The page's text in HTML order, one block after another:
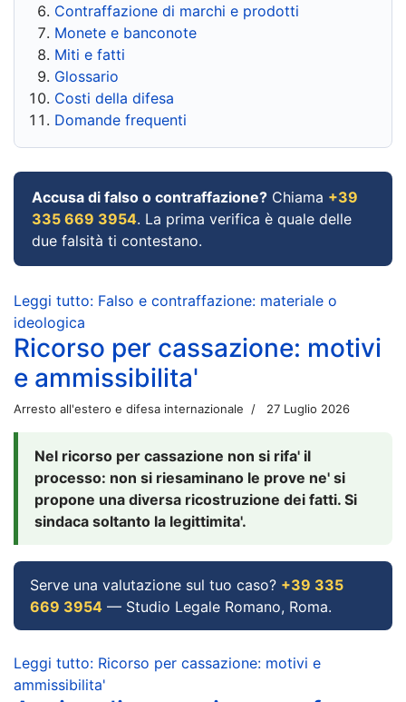
Contraffazione di marchi e prodotti
Monete e banconote
Miti e fatti
Glossario
Costi della difesa
Domande frequenti
Accusa di falso o contraffazione? Chiama +39
335 669 3954. La prima verifica è quale delle
due falsità ti contestano.
Leggi tutto: Falso e contraffazione: materiale o
ideologica
Ricorso per cassazione: motivi
e ammissibilita'
Arresto all'estero e difesa internazionale 27 Luglio 2026
Nel ricorso per cassazione non si rifa' il
processo: non si riesaminano le prove ne' si
propone una diversa ricostruzione dei fatti. Si
sindaca soltanto la legittimita'.
Serve una valutazione sul tuo caso? +39 335
669 3954 — Studio Legale Romano, Roma.
Leggi tutto: Ricorso per cassazione: motivi e
ammissibilita'